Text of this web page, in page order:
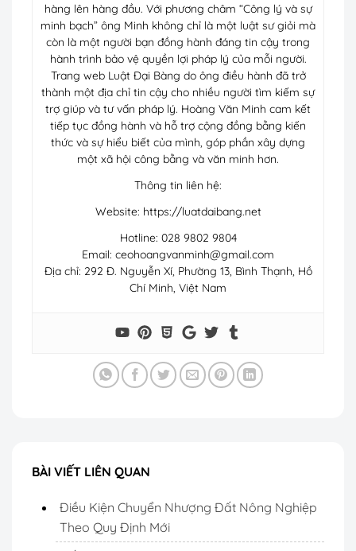
hàng lên hàng đầu. Với phương châm “Công lý và sự
minh bạch” ông Minh không chỉ là một luật sư giỏi mà
còn là một người bạn đồng hành đáng tin cậy trong
hành trình bảo vệ quyền lợi pháp lý của mỗi người.
Trang web Luật Đại Bàng do ông điều hành đã trở
thành một địa chỉ tin cậy cho nhiều người tìm kiếm sự
trợ giúp và tư vấn pháp lý. Hoàng Văn Minh cam kết
tiếp tục đồng hành và hỗ trợ cộng đồng bằng kiến
thức và sự hiểu biết của mình, góp phần xây dựng
một xã hội công bằng và văn minh hơn.
Thông tin liên hệ:
Website: https://luatdaibang.net
Hotline: 028 9802 9804
Email: ceohoangvanminh@gmail.com
Địa chỉ: 292 Đ. Nguyễn Xí, Phường 13, Bình Thạnh, Hồ
Chí Minh, Việt Nam
BÀI VIẾT LIÊN QUAN
Điều Kiện Chuyển Nhượng Đất Nông Nghiệp
Theo Quy Định Mới